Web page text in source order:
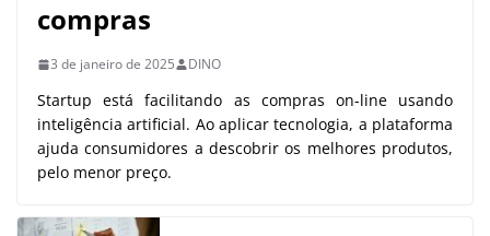
compras
3 de janeiro de 2025 DINO
Startup está facilitando as compras on-line usando
inteligência artificial. Ao aplicar tecnologia, a plataforma
ajuda consumidores a descobrir os melhores produtos,
pelo menor preço.